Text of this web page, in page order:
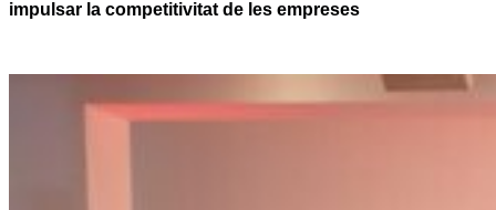
impulsar la competitivitat de les empreses